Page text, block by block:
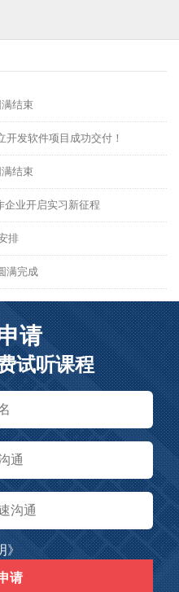
结束
发软件项目成功交付！
结束
企业开启实习新征程
排
满完成
请
试听课程
》
请